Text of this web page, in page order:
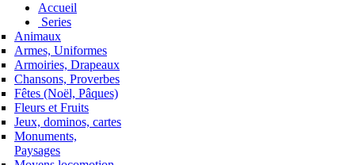
Accueil
Series
Animaux
Armes, Uniformes
Armoiries, Drapeaux
Chansons, Proverbes
Fêtes (Noël, Pâques)
Fleurs et Fruits
Jeux, dominos, cartes
Monuments,
Paysages